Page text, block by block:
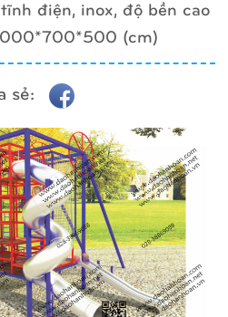
tĩnh điện, inox, độ bền cao
(cm)
sẻ: